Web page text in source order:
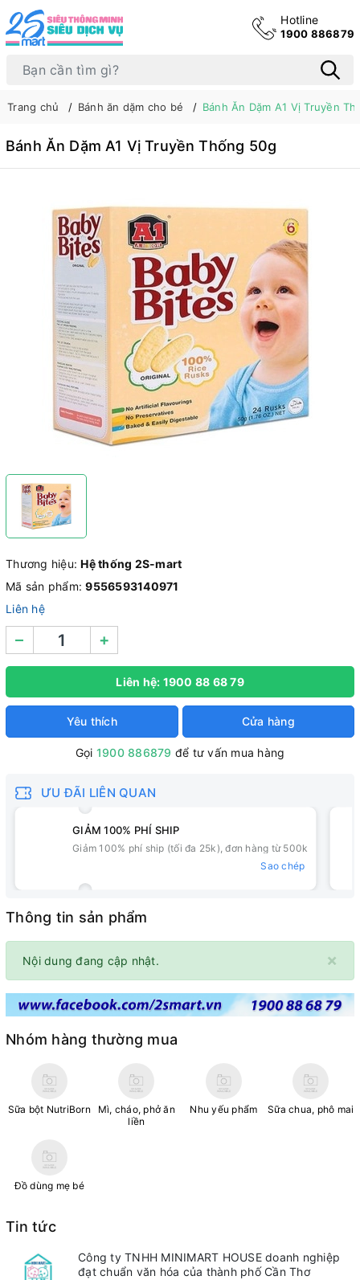
Hotline
1900 886879
Trang chủ Bánh ăn dặm cho bé Bánh Ăn Dặm A1 Vị Truyền
Bánh Ăn Dặm A1 Vị Truyền Thống 50g
Thương hiệu:Hệ thống 2S-mart
Mã sản phẩm:9556593140971
Liên hệ
– +
Liên hệ: 1900 88 68 79
Yêu thích Cửa hàng
Gọi 1900 886879 để tư vấn mua hàng
ƯU ĐÃI LIÊN QUAN
GIẢM 100% PHÍ SHIP
Giảm 100% phí ship (tối đa 25k), đơn hàng từ 500k
Sao chép
Thông tin sản phẩm
×
Nội dung đang cập nhật.
Nhóm hàng thường mua
Sữa bột NutriBorn
Mì, cháo, phở ăn
liền
Nhu yếu phẩm Sữa chua, phô mai
Đồ dùng mẹ bé
Tin tức
Công ty TNHH MINIMART HOUSE doanh nghiệp
đạt chuẩn văn hóa của thành phố Cần Thơ